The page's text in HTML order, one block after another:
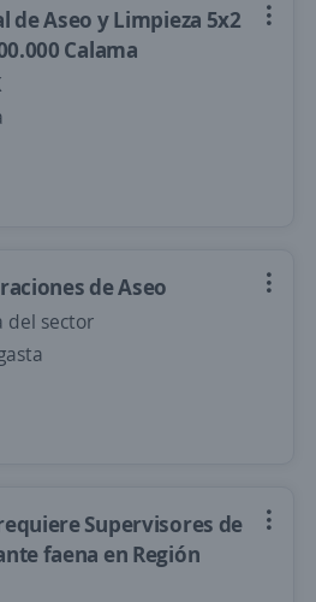
de Aseo y Limpieza 5x2
Calama
de Aseo
del sector
Supervisores de
faena en Región